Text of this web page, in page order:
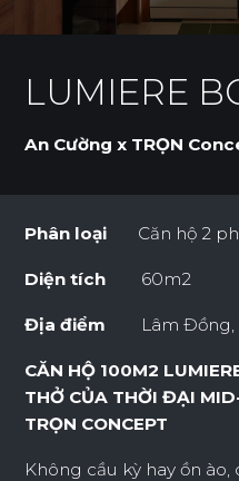
LUMIERE
An Cường x TRỌN
Phân loại Căn hộ 2
Diện tích 60m2
Địa điểm Lâm Đồng,
CĂN HỘ 100M2
THỞ CỦA THỜI ĐẠI
TRỌN CONCEPT
Không cầu kỳ hay ồn